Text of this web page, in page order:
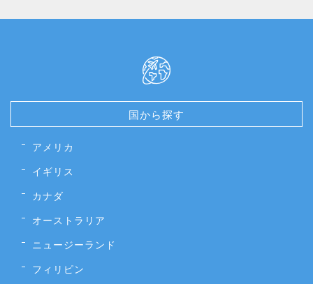
国から探す
アメリカ
イギリス
カナダ
オーストラリア
ニュージーランド
フィリピン